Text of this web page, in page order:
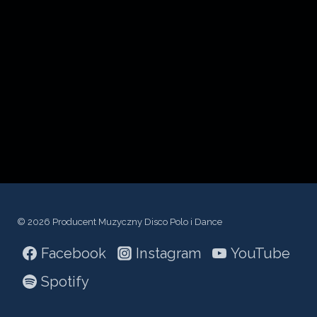
© 2026 Producent Muzyczny Disco Polo i Dance
Facebook Instagram
YouTube
Spotify